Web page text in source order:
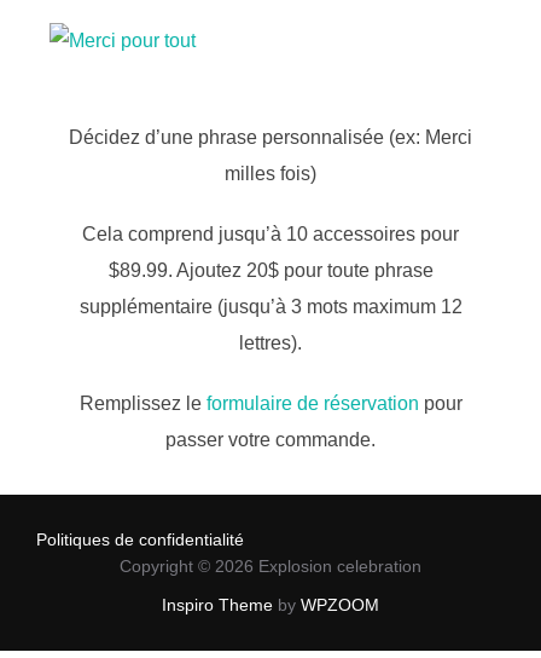
Décidez d’une phrase personnalisée (ex: Merci
milles fois)
Cela comprend jusqu’à 10 accessoires pour
$89.99. Ajoutez 20$ pour toute phrase
supplémentaire (jusqu’à 3 mots maximum 12
lettres).
Remplissez le formulaire de réservation pour
passer votre commande.
Politiques de confidentialité
Copyright © 2026 Explosion celebration
Inspiro Theme by WPZOOM